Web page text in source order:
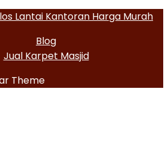
Lantai Kantoran Harga Murah
Blog
Jual Karpet Masjid
Theme